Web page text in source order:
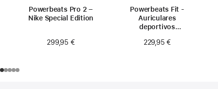
Powerbeats Pro 2 –
Nike Special Edition
299,95 €
Powerbeats Fit -
Auriculares
deportivos
ajuste seguro - Rosa
229,95 €